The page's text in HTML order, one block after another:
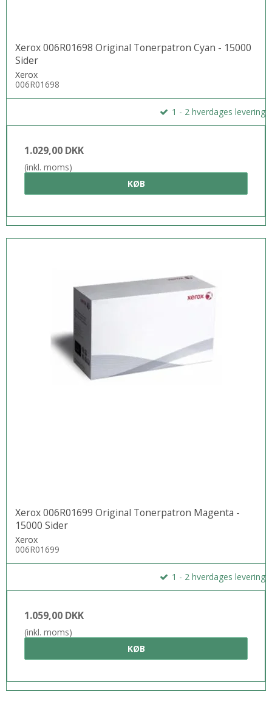
Xerox 006R01698 Original Tonerpatron Cyan - 15000
Sider
Xerox
006R01698
1 - 2 hverdages levering
1.029,00 DKK
(inkl. moms)
KØB
Xerox 006R01699 Original Tonerpatron Magenta -
15000 Sider
Xerox
006R01699
1 - 2 hverdages levering
1.059,00 DKK
(inkl. moms)
KØB